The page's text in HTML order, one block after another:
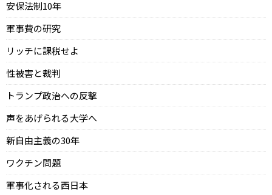
安保法制10年
軍事費の研究
リッチに課税せよ
性被害と裁判
トランプ政治への反撃
声をあげられる大学へ
新自由主義の30年
ワクチン問題
軍事化される西日本